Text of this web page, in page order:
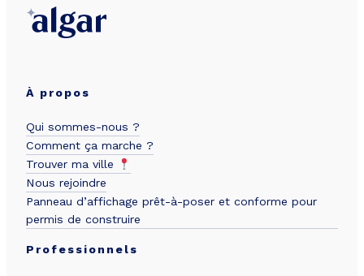
À propos
Qui sommes-nous ?
Comment ça marche ?
Trouver ma ville
Nous rejoindre
Panneau d’affichage prêt-à-poser et conforme pour
permis de construire
Professionnels